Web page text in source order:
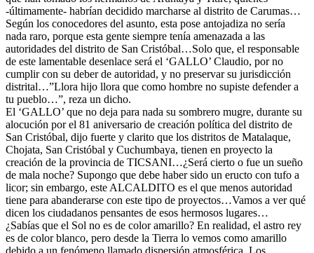
-últimamente- habrían decidido marcharse al distrito de Carumas…
Según los conocedores del asunto, esta pose antojadiza no sería
nada raro, porque esta gente siempre tenía amenazada a las
autoridades del distrito de San Cristóbal…Solo que, el responsable
de este lamentable desenlace será el ‘GALLO’ Claudio, por no
cumplir con su deber de autoridad, y no preservar su jurisdicción
distrital…”Llora hijo llora que como hombre no supiste defender a
tu pueblo…”, reza un dicho.
El ‘GALLO’ que no deja para nada su sombrero mugre, durante su
alocución por el 81 aniversario de creación política del distrito de
San Cristóbal, dijo fuerte y clarito que los distritos de Matalaque,
Chojata, San Cristóbal y Cuchumbaya, tienen en proyecto la
creación de la provincia de TICSANI…¿Será cierto o fue un sueño
de mala noche? Supongo que debe haber sido un eructo con tufo a
licor; sin embargo, este ALCALDITO es el que menos autoridad
tiene para abanderarse con este tipo de proyectos…Vamos a ver qué
dicen los ciudadanos pensantes de esos hermosos lugares…
¿Sabías que el Sol no es de color amarillo? En realidad, el astro rey
es de color blanco, pero desde la Tierra lo vemos como amarillo